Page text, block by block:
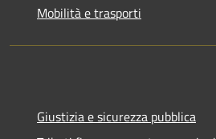
Mobilità e trasporti
Giustizia e sicurezza pubblica